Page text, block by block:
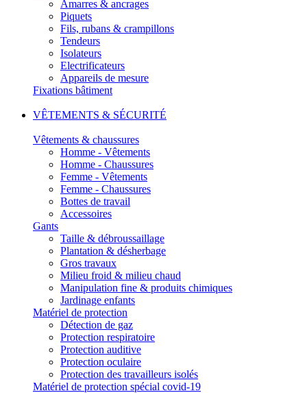
Amarres & ancrages
Piquets
Fils, rubans & crampillons
Tendeurs
Isolateurs
Electrificateurs
Appareils de mesure
Fixations bâtiment
VÊTEMENTS & SÉCURITÉ
Vêtements & chaussures
Homme - Vêtements
Homme - Chaussures
Femme - Vêtements
Femme - Chaussures
Bottes de travail
Accessoires
Gants
Taille & débroussaillage
Plantation & désherbage
Gros travaux
Milieu froid & milieu chaud
Manipulation fine & produits chimiques
Jardinage enfants
Matériel de protection
Détection de gaz
Protection respiratoire
Protection auditive
Protection oculaire
Protection des travailleurs isolés
Matériel de protection spécial covid-19